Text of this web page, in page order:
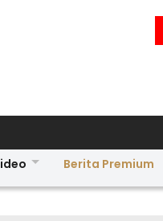
Berita Premium